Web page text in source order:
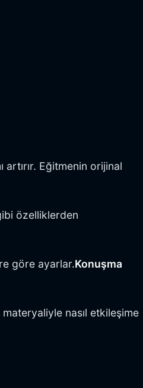
Eğitmenin orijinal
özelliklerden
göre ayarlar.Konuşma
nasıl etkileşime